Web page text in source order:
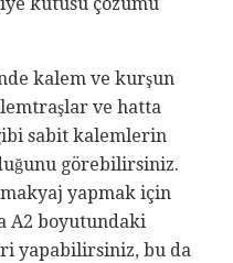
kalem ve kurşun
ve hatta
sabit kalemlerin
görebilirsiniz.
yapmak için
A2 boyutundaki
yapabilirsiniz, bu da